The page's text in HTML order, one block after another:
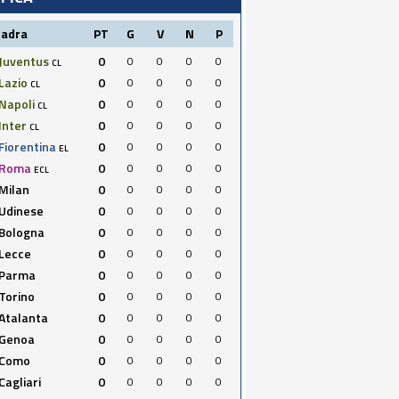
PT G V N P
Juventus CL 0 0 0 0
0
Lazio CL 0 0 0 0
0
Napoli CL 0 0 0 0
0
Inter CL 0 0 0 0
0
Fiorentina EL 0 0 0 0
0
Roma ECL 0 0 0 0
0
Milan 0 0 0 0
0
Udinese 0 0 0 0
0
Bologna 0 0 0 0
0
Lecce 0 0 0 0
0
Parma 0 0 0 0
0
Torino 0 0 0 0
0
0 0 0 0
0
Genoa 0 0 0 0
0
Como 0 0 0 0
0
Cagliari 0 0 0 0
0